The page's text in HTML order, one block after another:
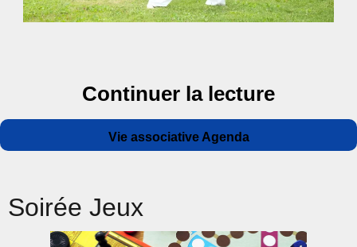
Continuer la lecturede «
Auteur
Publié
le
Catégories
Vie associative Agenda
Soirée Jeux